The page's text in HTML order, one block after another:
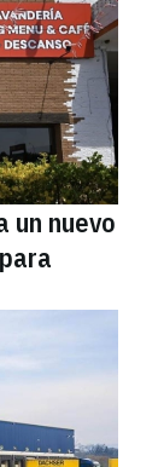
un nuevo